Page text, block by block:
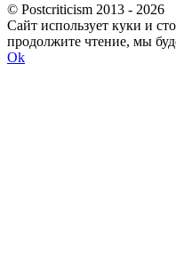
© Postcriticism 2013 - 2026
Сайт использует куки и
продолжите чтение, мы
Ok